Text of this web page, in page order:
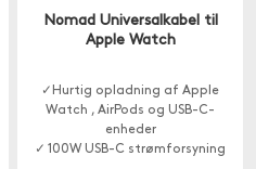
Nomad Universalkabel til
Apple Watch
✓Hurtig opladning af Apple
Watch , AirPods og USB-C-
enheder
✓ 100W USB-C strømforsyning